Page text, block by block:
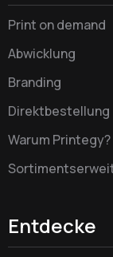
Print on demand
Abwicklung
Branding
Direktbestellung
Warum Printegy?
Entdecke